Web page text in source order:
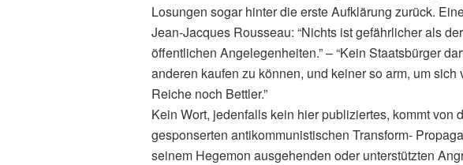
Losungen sogar hinter die erste Aufklärung zurück.
Jean-Jacques Rousseau: “Nichts ist gefährlicher als
öffentlichen Angelegenheiten.” – “Kein Staatsbürger
anderen kaufen zu können, und keiner so arm, um
Reiche noch Bettler.”
Kein Wort, jedenfalls kein hier publiziertes, kommt von
gesponserten antikommunistischen Transform-
seinem Hegemon ausgehenden oder unterstützten